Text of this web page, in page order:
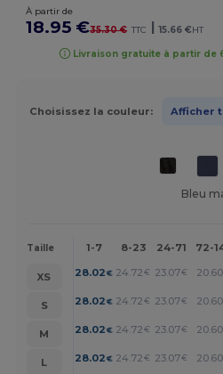
À partir de
18.95 €35.30 € TTC | 15.66 €HT
Livraison gratuite à partir de
Choisissez la couleur: Afficher
Bleu
Taille 1-7 8-23 24-71 72-
XS 28.02 € 24.72 € 23.07€ 20.60
S
28.02 € 24.72 € 23.07€ 20.60
M
28.02 € 24.72 € 23.07€ 20.60
L
28.02 € 24.72 € 23.07€ 20.60